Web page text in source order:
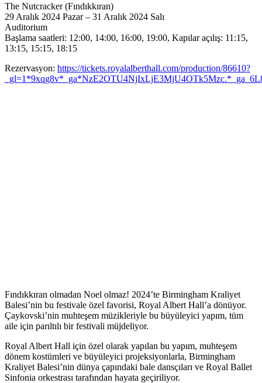
The Nutcracker (Fındıkkıran)
29 Aralık 2024 Pazar – 31 Aralık 2024 Salı
Auditorium
Başlama saatleri: 12:00, 14:00, 16:00, 19:00, Kapılar açılış: 11:15,
13:15, 15:15, 18:15
Rezervasyon: https://tickets.royalalberthall.com/production/86610?
Fındıkkıran olmadan Noel olmaz! 2024’te Birmingham Kraliyet
Balesi’nin bu festivale özel favorisi, Royal Albert Hall’a dönüyor.
Çaykovski’nin muhteşem müzikleriyle bu büyüleyici yapım, tüm
aile için parıltılı bir festivali müjdeliyor.
Royal Albert Hall için özel olarak yapılan bu yapım, muhteşem
dönem kostümleri ve büyüleyici projeksiyonlarla, Birmingham
Kraliyet Balesi’nin dünya çapındaki bale dansçıları ve Royal Ballet
Sinfonia orkestrası tarafından hayata geçiriliyor.